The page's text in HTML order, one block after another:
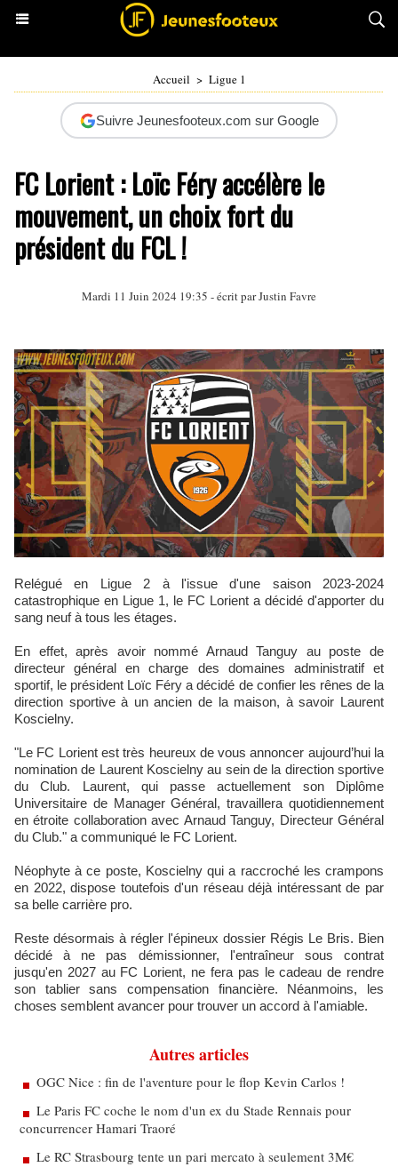
Accueil > Ligue 1
Suivre Jeunesfooteux.com sur Google
FC Lorient : Loïc Féry accélère le
mouvement, un choix fort du
président du FCL !
Mardi 11 Juin 2024 19:35 - écrit parJustin Favre
Relégué en Ligue 2 à l'issue d'une saison 2023-2024
catastrophique en Ligue 1, le FC Lorient a décidé d'apporter du
sang neuf à tous les étages.
En effet, après avoir nommé Arnaud Tanguy au poste de
directeur général en charge des domaines administratif et
sportif, le président Loïc Féry a décidé de confier les rênes de la
direction sportive à un ancien de la maison, à savoir Laurent
Koscielny.
"Le FC Lorient est très heureux de vous annoncer aujourd’hui la
nomination de Laurent Koscielny au sein de la direction sportive
du Club. Laurent, qui passe actuellement son Diplôme
Universitaire de Manager Général, travaillera quotidiennement
en étroite collaboration avec Arnaud Tanguy, Directeur Général
du Club." a communiqué le FC Lorient.
Néophyte à ce poste, Koscielny qui a raccroché les crampons
en 2022, dispose toutefois d'un réseau déjà intéressant de par
sa belle carrière pro.
Reste désormais à régler l'épineux dossier Régis Le Bris. Bien
décidé à ne pas démissionner, l'entraîneur sous contrat
jusqu'en 2027 au FC Lorient, ne fera pas le cadeau de rendre
son tablier sans compensation financière. Néanmoins, les
choses semblent avancer pour trouver un accord à l'amiable.
Autres articles
OGC Nice : fin de l'aventure pour le flop Kevin Carlos !
Le Paris FC coche le nom d'un ex du Stade Rennais pour
concurrencer Hamari Traoré
Le RC Strasbourg tente un pari mercato à seulement 3M€